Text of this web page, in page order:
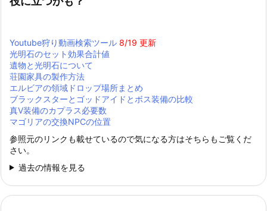
Youtube狩り動画検索ツール 8/19 更新
光明石のセット効果合計値
遺物と光明石について
荘園家具の製作方法
エルビアの領域ドロップ場所まとめ
ブラックスターとゴッドアイドとボス装備の比較
真Ⅴ装備のカプラス必要数
マゴリアの交換NPCの位置
参照元のリンクも載せているので気になる方はそちらもご覧くだ
さい。
過去の情報を見る